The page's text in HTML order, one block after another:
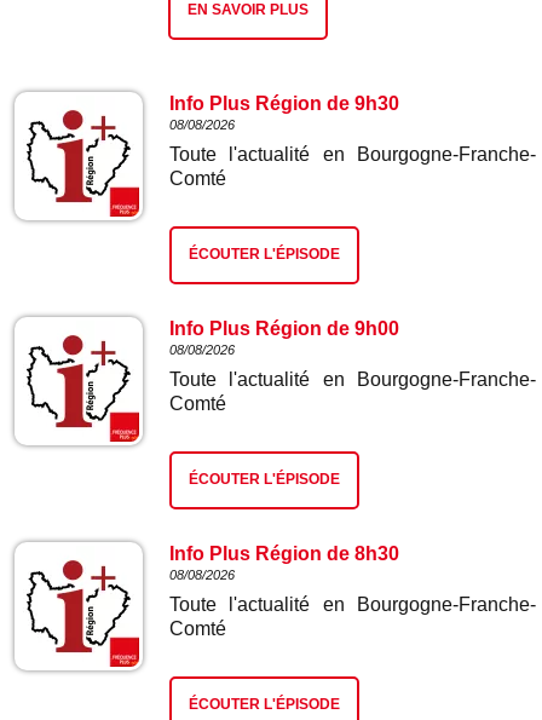
EN SAVOIR PLUS
Info Plus Région de 9h30
08/08/2026
Toute l'actualité en Bourgogne-Franche-
Comté
ÉCOUTER L'ÉPISODE
Info Plus Région de 9h00
08/08/2026
Toute l'actualité en Bourgogne-Franche-
Comté
ÉCOUTER L'ÉPISODE
Info Plus Région de 8h30
08/08/2026
Toute l'actualité en Bourgogne-Franche-
Comté
ÉCOUTER L'ÉPISODE